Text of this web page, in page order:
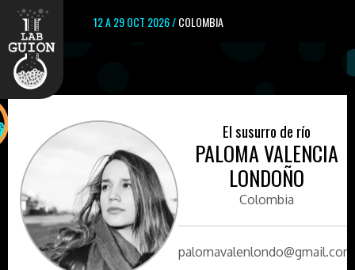
12 A 29 OCT 2026 /COLOMBIA
El susurro de río
PALOMA VALENCIA
LONDOÑO
Colombia
palomavalenlondo@gmail.com